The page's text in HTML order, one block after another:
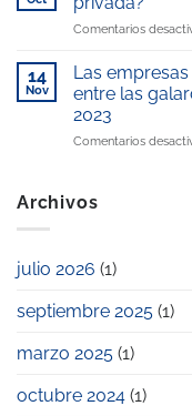
Comentarios
14
Nov
Las
entre las
2023
Comentarios
Archivos
julio 2026 (1)
septiembre 2025 (1)
marzo 2025 (1)
octubre 2024 (1)